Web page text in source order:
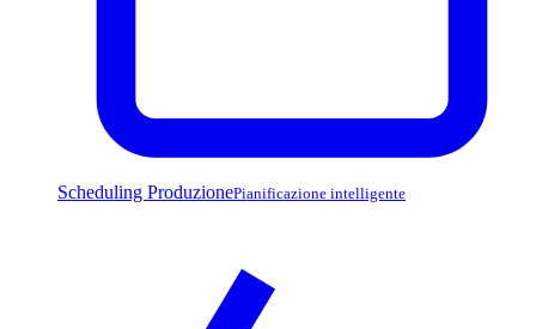
Scheduling ProduzionePianificazione intelligente